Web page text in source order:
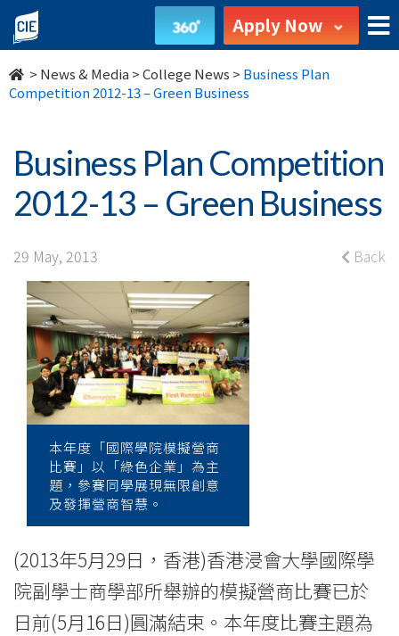
Business
Plan
Competition
13
–
Green
Business
College
News
College
of
International
Education
Apply Now
> News & Media >College News > Business Plan
Competition 2012-13 – Green Business
Business Plan Competition
2012-13 – Green Business
29 May, 2013 Back
本年度「國際學院模擬營商
比賽」以「綠色企業」為主
題，參賽同學展現無限創意
及發揮營商智慧。
(2013年5月29日，香港)香港浸會大學國際學
院副學士商學部所舉辦的模擬營商比賽已於
日前(5月16日)圓滿結束。本年度比賽主題為